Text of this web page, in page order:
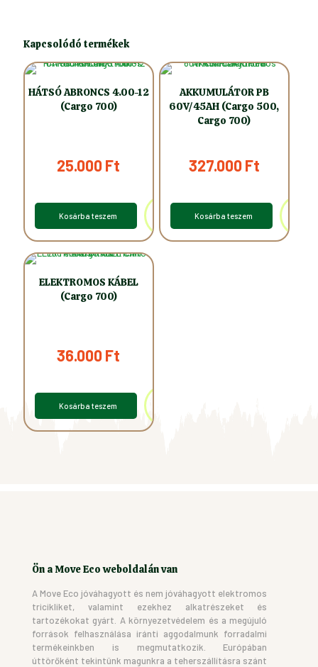
Kapcsolódó termékek
HÁTSÓ ABRONCS 4.00-12
(Cargo 700)
25.000Ft
Kosárba teszem
AKKUMULÁTOR PB
60V/45AH (Cargo 500,
Cargo 700)
327.000Ft
Kosárba teszem
ELEKTROMOS KÁBEL
(Cargo 700)
36.000Ft
Kosárba teszem
Ön a Move Eco weboldalán van
A Move Eco jóváhagyott és nem jóváhagyott elektromos
tricikliket, valamint ezekhez alkatrészeket és
tartozékokat gyárt. A környezetvédelem és a megújuló
források felhasználása iránti aggodalmunk forradalmi
termékeinkben is megmutatkozik. Európában
úttörőként tekintünk magunkra a teherszállításra szánt